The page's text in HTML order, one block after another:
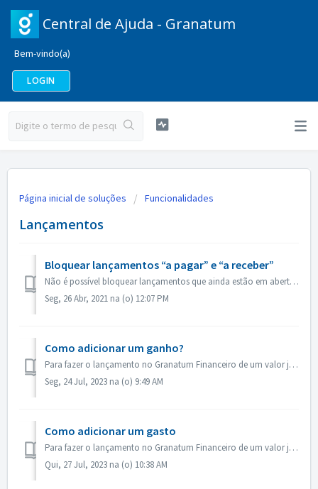
Central de Ajuda - Granatum
Bem-vindo(a)
LOGIN
Página inicial de soluções Funcionalidades
Lançamentos
Bloquear lançamentos “a pagar” e “a receber”
Não é possível bloquear lançamentos que ainda estão em aberto no Granatum. Por isso, mesmo que existam lançamentos ”a pagar”e “a receber” no período bloque...
Seg, 26 Abr, 2021 na (o) 12:07 PM
Como adicionar um ganho?
Para fazer o lançamento no Granatum Financeiro de um valor já recebido: Clique no botão “Lançamentos” do menu principal. Clique no botão “Re...
Seg, 24 Jul, 2023 na (o) 9:49 AM
Como adicionar um gasto
Para fazer o lançamento no Granatum Financeiro de um valor já pago: Clique no botão “Lançamentos” do menu principal. Clique no botão “Registra...
Qui, 27 Jul, 2023 na (o) 10:38 AM